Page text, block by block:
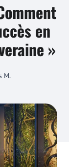
en
»
M.